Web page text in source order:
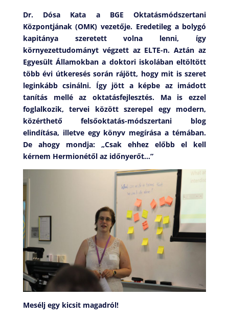
Dr. Dósa Kata a BGE Oktatásmódszertani
Központjának (OMK) vezetője. Eredetileg a bolygó
kapitánya szeretett volna lenni, így
környezettudományt végzett az ELTE-n. Aztán az
Egyesült Államokban a doktori iskolában eltöltött
több évi útkeresés során rájött, hogy mit is szeret
leginkább csinálni. Így jött a képbe az imádott
tanítás mellé az oktatásfejlesztés. Ma is ezzel
foglalkozik, tervei között szerepel egy modern,
közérthető felsőoktatás-módszertani blog
elindítása, illetve egy könyv megírása a témában.
De ahogy mondja: „Csak ehhez előbb el kell
kérnem Hermionétől az időnyerőt…”
Mesélj egy kicsit magadról!